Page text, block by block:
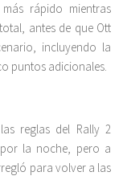
rápido mientras
antes de que Ott
incluyendo la
puntos adicionales.
reglas del Rally 2
la noche, pero a
para volver a las